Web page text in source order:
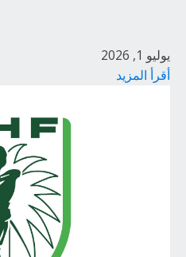
يوليو 1, 2026
أقرأ المزيد